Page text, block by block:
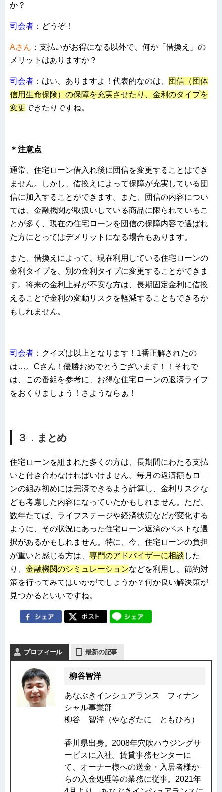
か？
司会者 ：どうぞ！
Aさん ：支払いがお得になる以外で、何か「借換え」の
メリットはありますか？
司会者 ：はい、ありますよ！代表的なのは、
団信（団体
信用生命保険）の保障を充実させたり、金利のタイプを
変更できたりですね。
＊注意点
通常、住宅ローン借入れ後に団信を変更することはでき
ません。しかし、借換えによって保障が充実している団
信に加入することができます。また、団信の内容につい
ては、金融機関が取扱いしている商品に限られているこ
とが多く、現在の住宅ローンを団信の保障内容で選ばれ
た方にとってはデメリットになる場合もあります。
また、借換えによって、現在利用している住宅ローンの
金利タイプを、別の金利タイプに変更することができま
す。将来の金利上昇が不安な方は、長期固定金利に借換
えることで金利の変動リスクを軽減することもできるか
もしれません。
司会者 ：クイズは以上となります！1番正解されたの
は…。Cさん！優勝おめでとうございます！！それで
は、この番組を参考に、お得な住宅ローンの返済ライフ
をおくりましょう！さようならぁ！
３．まとめ
住宅ローンを組まれた多くの方は、長期間にわたる支払
いと付き合わなければいけません。毎月の返済額もロー
ンの組み初めには完済できるよう計算し、金利リスクな
ども考慮した内容になっていたかもしれません。ただ、
数年たてば、ライフステージや経済状況などが変化する
ように、その状況にあった住宅ローン返済のベストな選
択があるかもしれません。特に、今、住宅ローンの負担
が重いと感じる方は、 専門のアドバイザーに相談 した
り、 金融機関のシミュレーションなどを利用し、節約対
策を行ってみてはいかがでしょうか？何か良い解決策が
見つかるといいですね。
プロフィール 最新の記事
柳谷智洋
あなぶきインシュアランス フィナン
シャル事業部
柳谷 智洋（やなぎたに ともひろ）
香川県出身。2008年穴吹ハウジングサ
ービスに入社。賃貸事務センターに
て、オーナー様への送金・入居者様か
らの入金処理等の業務に従事。2021年